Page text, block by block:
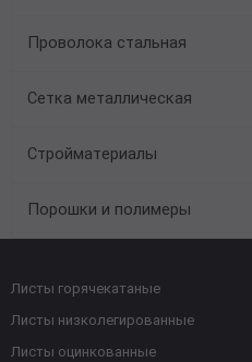
Проволока стальная
Сетка металлическая
Стройматериалы
Порошки и полимеры
Листы горячекатаные
Листы низколегированные
Листы оцинкованные